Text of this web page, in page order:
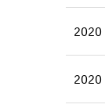
2020
2020